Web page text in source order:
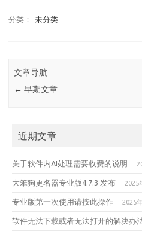
分类： 未分类
文章导航
← 早期文章
近期文章
关于软件内AI处理需要收费的说明
大笨狗更名器专业版4.7.3 发布 2025
专业版第一次使用请按此操作 2025
软件无法下载或者无法打开的解决办